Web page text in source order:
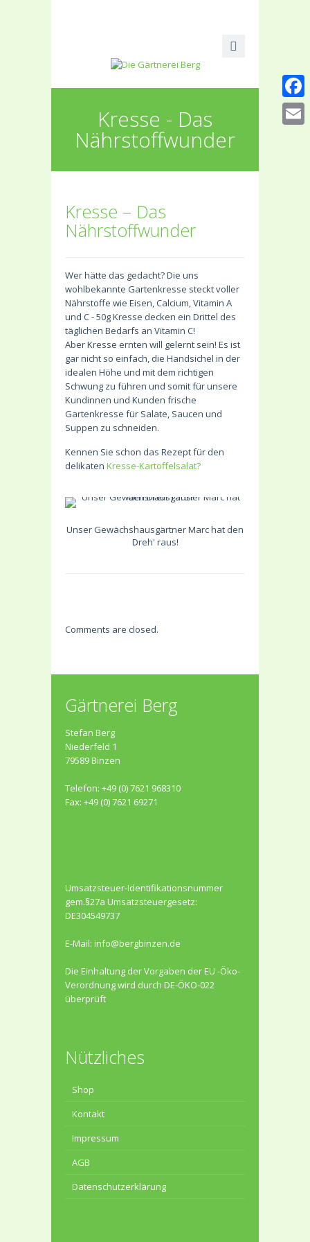
Kresse - Das
Nährstoffwunder
Kresse – Das
Nährstoffwunder
Wer hätte das gedacht? Die uns
wohlbekannte Gartenkresse steckt voller
Nährstoffe wie Eisen, Calcium, Vitamin A
und C - 50g Kresse decken ein Drittel des
täglichen Bedarfs an Vitamin C!
Aber Kresse ernten will gelernt sein! Es ist
gar nicht so einfach, die Handsichel in der
idealen Höhe und mit dem richtigen
Schwung zu führen und somit für unsere
Kundinnen und Kunden frische
Gartenkresse für Salate, Saucen und
Suppen zu schneiden.
Kennen Sie schon das Rezept für den
delikaten Kresse-Kartoffelsalat?
Unser Gewächshausgärtner Marc hat den
Dreh' raus!
Comments are closed.
Gärtnerei Berg
Stefan Berg
Niederfeld 1
79589 Binzen
Telefon: +49 (0) 7621 968310
Fax: +49 (0) 7621 69271
Umsatzsteuer-Identifikationsnummer
gem.§27a Umsatzsteuergesetz:
DE304549737
E-Mail: info@bergbinzen.de
Die Einhaltung der Vorgaben der EU -Öko-
Verordnung wird durch DE-ÖKO-022
überprüft
Nützliches
Shop
Kontakt
Impressum
AGB
Datenschutzerklärung